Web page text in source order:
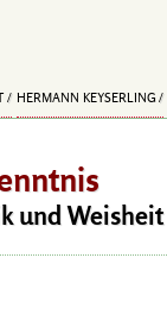
HERMANN KEYSERLING
und Weisheit